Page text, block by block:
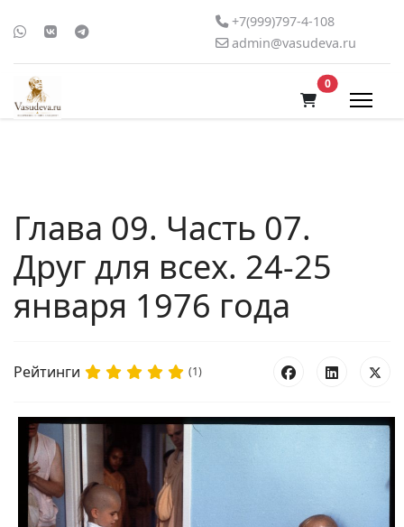
+7(999)797-4-108
admin@vasudeva.ru
0В корзину
Глава 09. Часть 07.
Друг для всех. 24-25
января 1976 года
Рейтинги (1)